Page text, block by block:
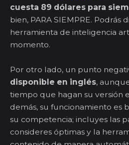
cuesta 89 dólares para
bien, PARA SIEMPRE. Podrás
herramienta de inteligencia
momento.
Por otro lado, un punto
disponible en inglés,
tiempo que hagan su versión
demás, su funcionamiento es
su competencia; incluyes las
consideres óptimas y la